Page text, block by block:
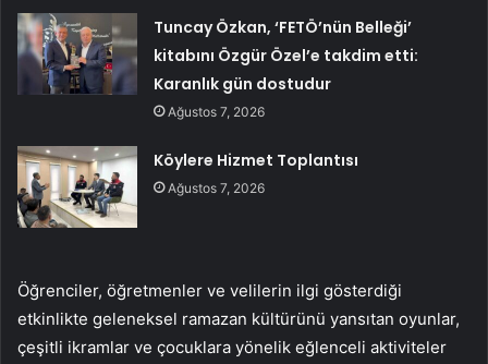
Tuncay Özkan, ‘FETÖ’nün Belleği’
kitabını Özgür Özel’e takdim etti:
Karanlık gün dostudur
Ağustos 7, 2026
Köylere Hizmet Toplantısı
Ağustos 7, 2026
Öğrenciler, öğretmenler ve velilerin ilgi gösterdiği
etkinlikte geleneksel ramazan kültürünü yansıtan oyunlar,
çeşitli ikramlar ve çocuklara yönelik eğlenceli aktiviteler